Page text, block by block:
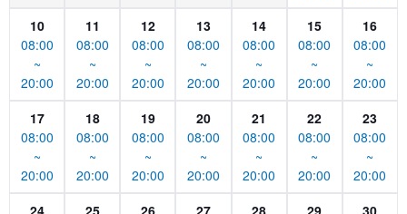
10
08:00
~
20:00
11
08:00
~
20:00
12
08:00
~
20:00
13
08:00
~
20:00
14
08:00
~
20:00
15
08:00
~
20:00
16
08:00
~
20:00
17
08:00
~
20:00
18
08:00
~
20:00
19
08:00
~
20:00
20
08:00
~
20:00
21
08:00
~
20:00
22
08:00
~
20:00
23
08:00
~
20:00
24
25
26
27
28
29
30